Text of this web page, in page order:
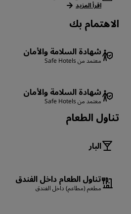
اقرأ المزيد
الاهتمام بك
شهادة السلامة والأمان
معتمد من Safe Hotels
شهادة السلامة والأمان
معتمد من Safe Hotels
تناول الطعام
البار
تناول الطعام داخل الفندق
مطعم (مطاعم) داخل الفندق